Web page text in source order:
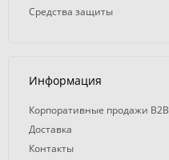
Средства защиты
Информация
Корпоративные продажи B2B
Доставка
Контакты